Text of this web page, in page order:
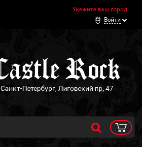
Укажите ваш город
Войти
Санкт-Петербург, Лиговский пр, 47